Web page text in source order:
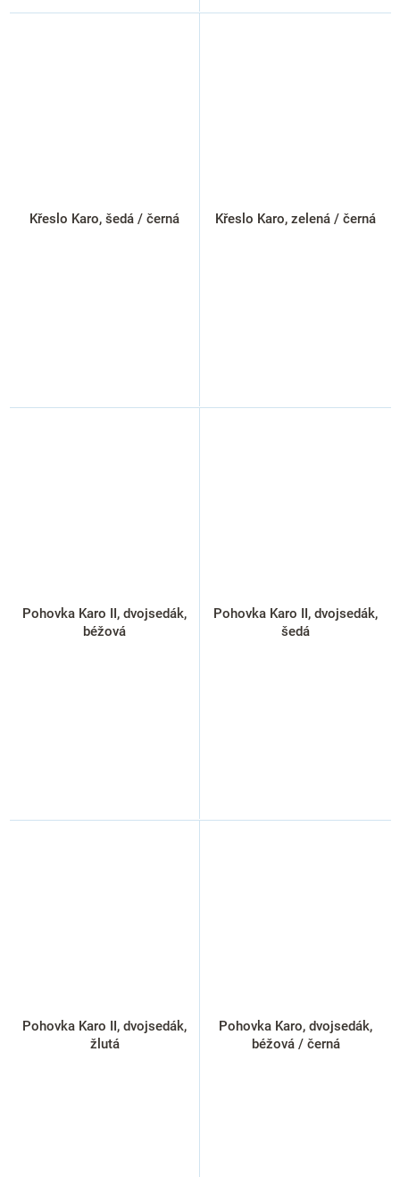
Křeslo Karo, šedá / černá Křeslo Karo, zelená / černá
Pohovka Karo II, dvojsedák,
béžová
Pohovka Karo II, dvojsedák,
šedá
Pohovka Karo II, dvojsedák,
žlutá
Pohovka Karo, dvojsedák,
béžová / černá